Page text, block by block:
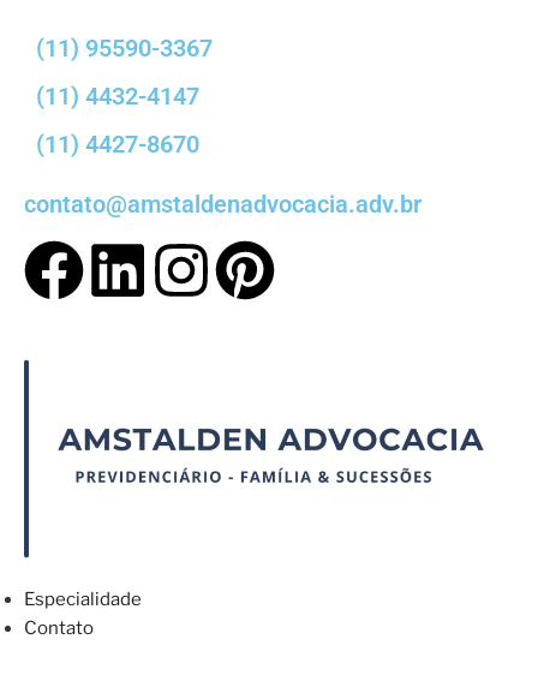
(11) 95590-3367
(11) 4432-4147
(11) 4427-8670
contato@amstaldenadvocacia.adv.br
Especialidade
Contato